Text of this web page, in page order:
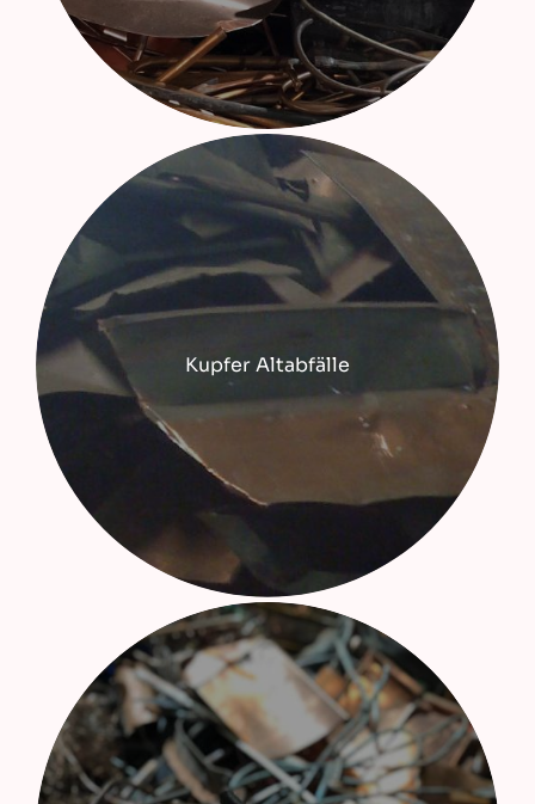
Kupfer Altabfälle